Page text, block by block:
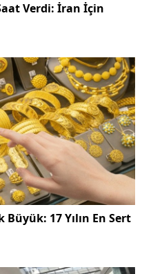
Verdi: İran İçin
17 Yılın En Sert